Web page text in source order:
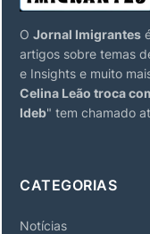
O Jornal Imigrantes
artigos sobre temas
e Insights e muito
Celina Leão troca
Ideb" tem chamado
CATEGORIAS
Notícias